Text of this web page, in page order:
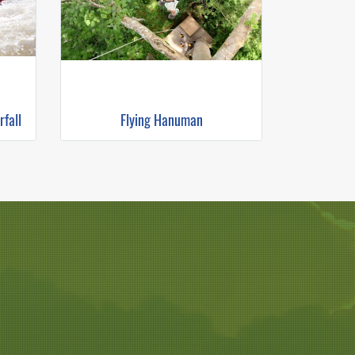
Flying Hanuman